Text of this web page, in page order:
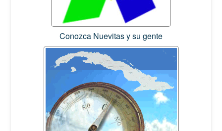
Conozca Nuevitas y su gente